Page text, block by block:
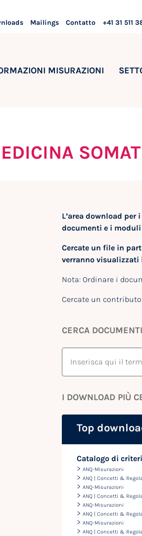
Mailings Contatto +41 31 511
MISURAZIONI
L’area download
documenti e i
Cercate un file in
verranno
Nota: Ordinare i
Cercate un
CERCA DOCUMENTI
I DOWNLOAD PIÙ
Top
Catalogo di
> ANQ-Misurazioni
> ANQ | Concetti &
> ANQ-Misurazioni
> ANQ | Concetti &
> ANQ-Misurazioni
> ANQ | Concetti &
> ANQ-Misurazioni
> ANQ | Concetti &